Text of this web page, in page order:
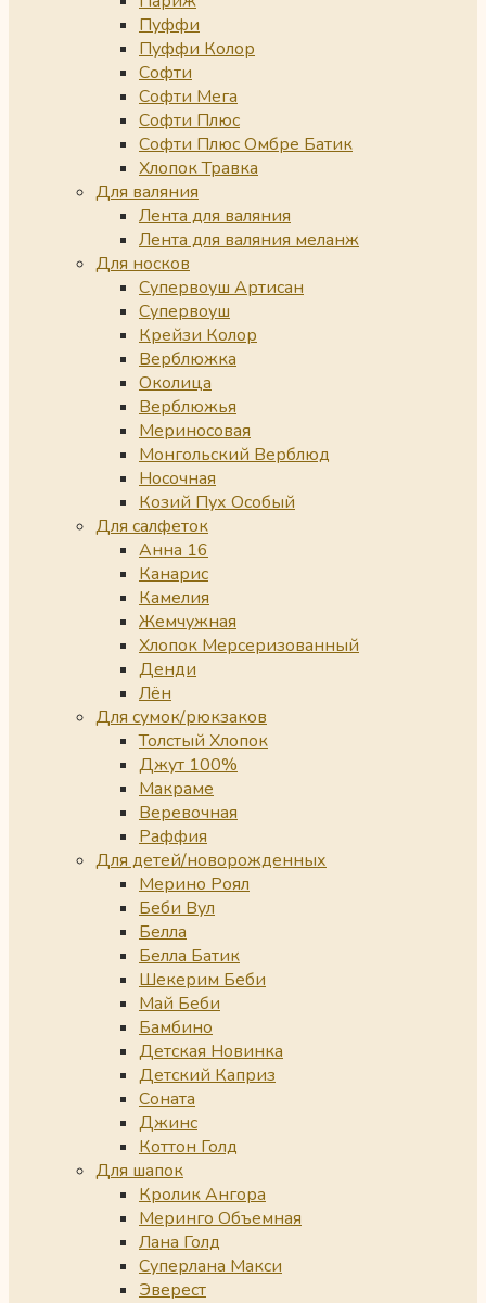
Пуффи
Пуффи Колор
Софти
Софти Мега
Софти Плюс
Софти Плюс Омбре Батик
Хлопок Травка
Для валяния
Лента для валяния
Лента для валяния меланж
Для носков
Супервоуш Артисан
Супервоуш
Крейзи Колор
Верблюжка
Околица
Верблюжья
Мериносовая
Монгольский Верблюд
Носочная
Козий Пух Особый
Для салфеток
Анна 16
Канарис
Камелия
Жемчужная
Хлопок Мерсеризованный
Денди
Лён
Для сумок/рюкзаков
Толстый Хлопок
Джут 100%
Макраме
Веревочная
Раффия
Для детей/новорожденных
Мерино Роял
Беби Вул
Белла
Белла Батик
Шекерим Беби
Май Беби
Бамбино
Детская Новинка
Детский Каприз
Соната
Джинс
Коттон Голд
Для шапок
Кролик Ангора
Меринго Объемная
Лана Голд
Суперлана Макси
Эверест